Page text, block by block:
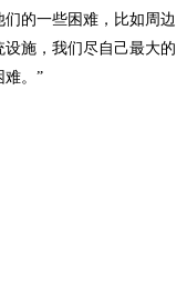
的一些困难，比如周边
施，我们尽自己最大的
难。”